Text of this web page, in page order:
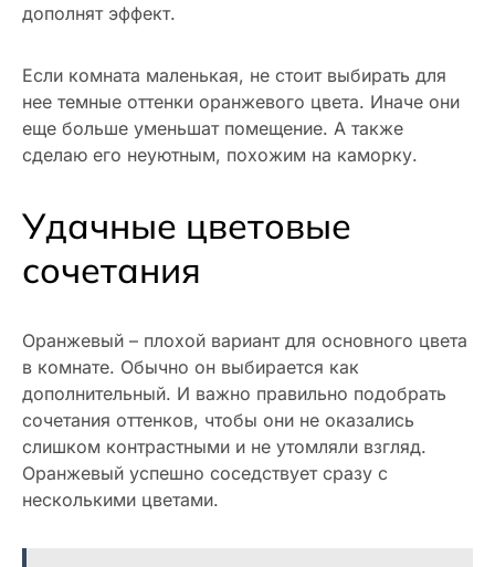
дополнят эффект.
Если комната маленькая, не стоит выбирать для
нее темные оттенки оранжевого цвета. Иначе они
еще больше уменьшат помещение. А также
сделаю его неуютным, похожим на каморку.
Удачные цветовые
сочетания
Оранжевый – плохой вариант для основного цвета
в комнате. Обычно он выбирается как
дополнительный. И важно правильно подобрать
сочетания оттенков, чтобы они не оказались
слишком контрастными и не утомляли взгляд.
Оранжевый успешно соседствует сразу с
несколькими цветами.